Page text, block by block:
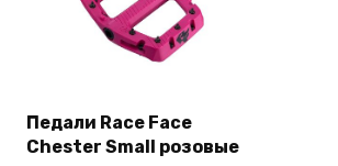
Педали Race Face
Chester Small розовые